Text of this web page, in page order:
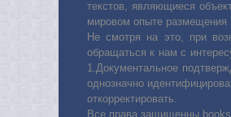
текстов, являющиеся
мировом опыте размещения
Не смотря на это, при
обращаться к нам с
1.Документальное
однозначно
откорректировать.
Все права защищенны